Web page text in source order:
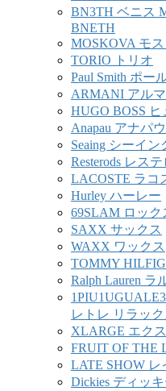
BN3TH ベニス
BNETH
MOSKOVA モ
TORIO トリオ
Paul Smith ポー
ARMANI アル
HUGO BOSS ヒ
Anapau アナパウ
Seaing シーイン
Resterods レス
LACOSTE ラコ
Hurley ハーレー
69SLAM ロック
SAXX サックス
WAXX ワックス
TOMMY
Ralph Lauren ラ
レトレ リラック
XLARGE エク
FRUIT OF THE
LATE SHOW レ
Dickies ディッ